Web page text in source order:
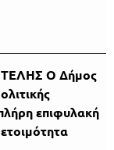
Ο Δήμος
επιφυλακή